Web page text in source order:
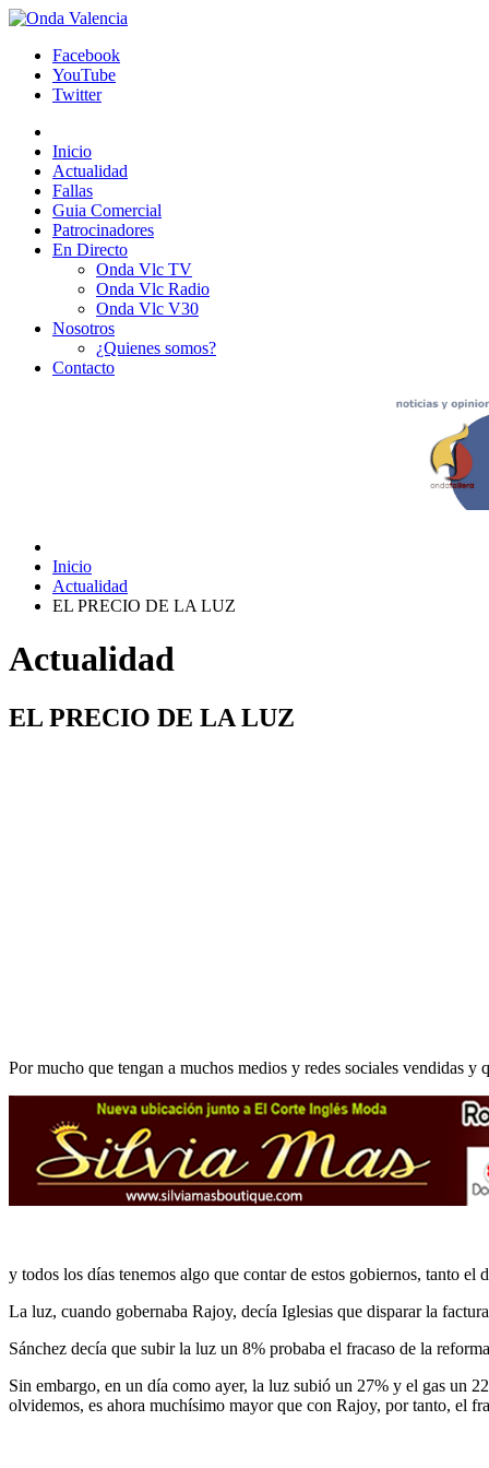
Facebook
YouTube
Twitter
Inicio
Actualidad
Fallas
Guia Comercial
Patrocinadores
En Directo
Onda Vlc TV
Onda Vlc Radio
Onda Vlc V30
Nosotros
¿Quienes somos?
Contacto
Inicio
Actualidad
EL PRECIO DE LA LUZ
Actualidad
EL PRECIO DE LA LUZ
Por mucho que tengan a muchos medios y redes sociales vendidas y
y todos los días tenemos algo que contar de estos gobiernos, tanto el
La luz, cuando gobernaba Rajoy, decía Iglesias que disparar la
Sánchez decía que subir la luz un 8% probaba el fracaso de la
Sin embargo, en un día como ayer, la luz subió un 27% y el gas un
olvidemos, es ahora muchísimo mayor que con Rajoy, por tanto, el